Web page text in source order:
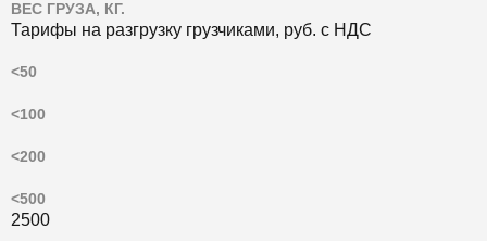
ВЕС ГРУЗА, КГ.
Тарифы на разгрузку грузчиками, руб. c НДС
<50
<100
<200
<500
2500